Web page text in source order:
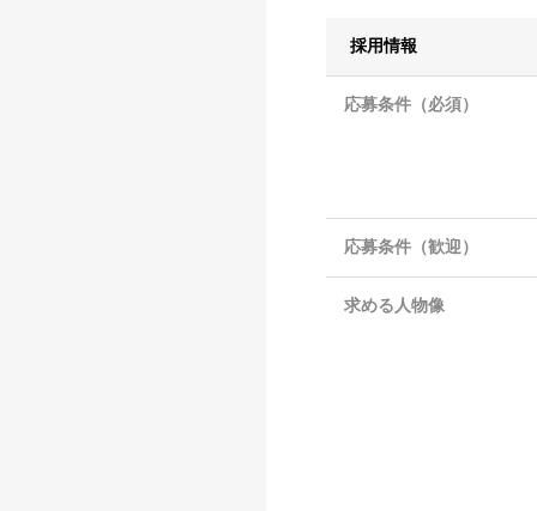
採用情報
応募条件（必須）
応募条件（歓迎）
求める人物像